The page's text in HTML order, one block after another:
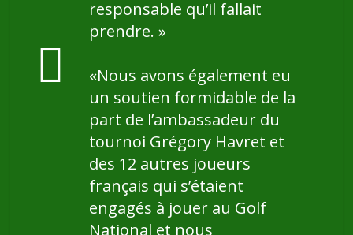
responsable qu’il fallait
prendre. »
«Nous avons également eu
un soutien formidable de la
part de l’ambassadeur du
tournoi Grégory Havret et
des 12 autres joueurs
français qui s’étaient
engagés à jouer au Golf
National et nous